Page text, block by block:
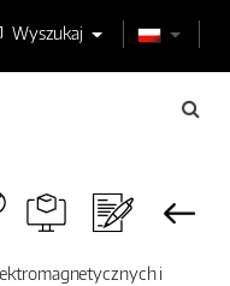
Wyszukaj
i